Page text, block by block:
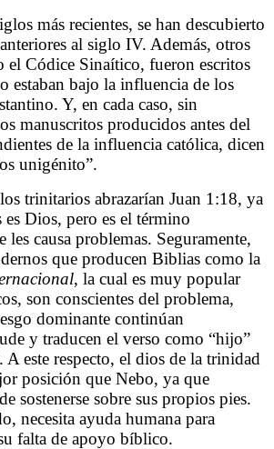
más recientes, se han descubierto
al siglo IV. Además, otros
el Códice Sinaítico, fueron escritos
estaban bajo la influencia de los
Y, en cada caso, sin
manuscritos producidos antes del
de la influencia católica, dicen
unigénito”.
trinitarios abrazarían Juan 1:18, ya
es Dios, pero es el término
les causa problemas. Seguramente,
que producen Biblias como la
, la cual es muy popular
son conscientes del problema,
dominante continúan
y traducen el verso como “hijo”
A este respecto, el dios de la trinidad
posición que Nebo, ya que
sostenerse sobre sus propios pies.
necesita ayuda humana para
falta de apoyo bíblico.